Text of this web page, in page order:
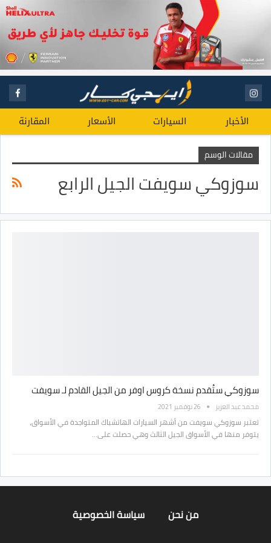
الأخبار السيارات الأسعار المقارنة
مقالات الوسم
سوزوكي سويفت الجيل الرابع
سوزوكي ستُقدم نسخة كروس اوفر من الجيل القادم لـ سويفت
محمد عبد العزيز 26 نوفمبر 2021
تعتبر سوزوكي سويفت من أشهر السيارات الهاتشباك المتواجدة في الأسواق،
يتوفر منها في الأسواق الجيل الثالث وهي حصلت على…
من نحن سياسة الخصوصية